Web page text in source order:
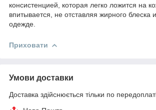
консистенцией, которая легко ложится на
впитывается, не отставляя жирного блеска
одежде.
Приховати
Умови доставки
Доставка здійснюється тільки по